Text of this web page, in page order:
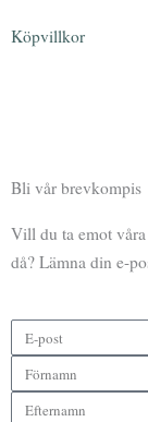
Köpvillkor
a
c
e
b
o
n
s
t
a
g
Bli vår brevkompis
Vill du ta emot
då? Lämna din e-